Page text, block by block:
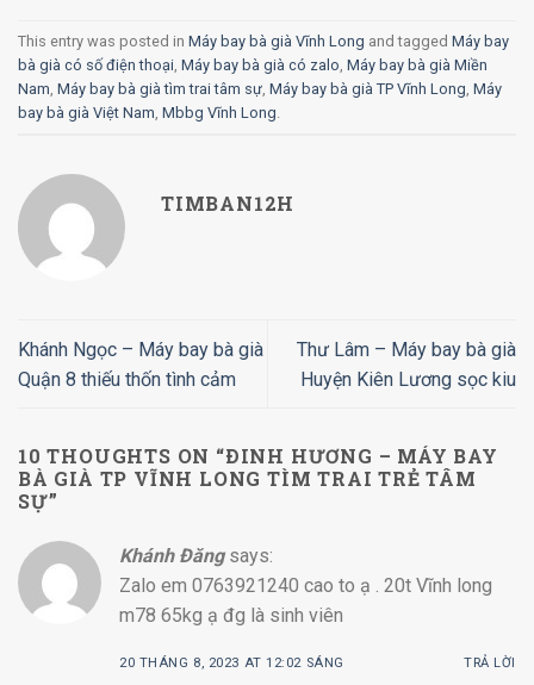
This entry was posted in Máy bay bà già Vĩnh Long and tagged Máy bay
bà già có số điện thoại Máy bay bà già có zalo Máy bay bà già Miền
Nam Máy bay bà già tìm trai tâm sự Máy bay bà già TP Vĩnh Long Máy
bay bà già Việt Nam Mbbg Vĩnh Long
TIMBAN12H
Khánh Ngọc – Máy bay bà già
Quận 8 thiếu thốn tình cảm
Thư Lâm – Máy bay bà già
Huyện Kiên Lương sọc kiu
10 THOUGHTS ON “ÐINH HƯƠNG – MÁY BAY
BÀ GIÀ TP VĨNH LONG TÌM TRAI TRẺ TÂM
SỰ”
Khánh Đăng says:
Zalo em 0763921240 cao to ạ . 20t Vĩnh long
m78 65kg ạ đg là sinh viên
20 THÁNG 8, 2023 AT 12:02 SÁNG TRẢ LỜI